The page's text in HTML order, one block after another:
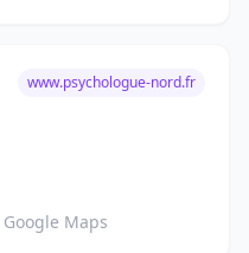
www.psychologue-nord.fr
Google Maps